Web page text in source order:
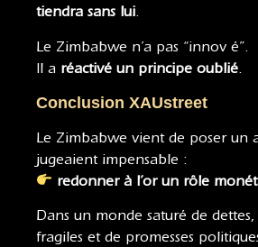
tiendra sans lui.
Le Zimbabwe n’a pas “innov é”.
Il a réactivé un principe oublié.
Conclusion XAUstreet
Le Zimbabwe vient de poser un
jugeaient impensable :
redonner à l’or un rôle
Dans un monde saturé de
fragiles et de promesses